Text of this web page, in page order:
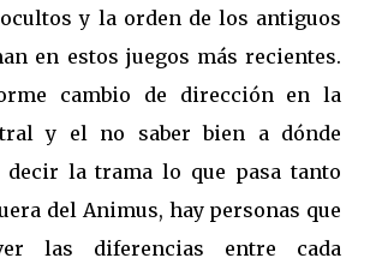
y la orden de los antiguos
en estos juegos más recientes.
cambio de dirección en la
y el no saber bien a dónde
decir la trama lo que pasa tanto
del Animus, hay personas que
las diferencias entre cada